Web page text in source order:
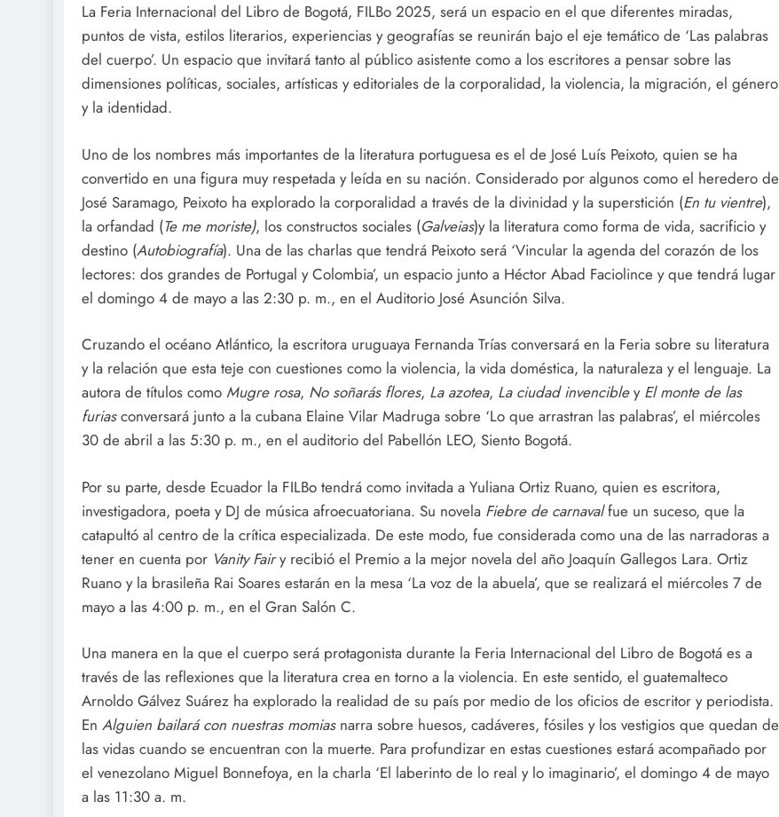
La Feria Internacional del Libro de Bogotá, FILBo 2025, será un espacio en el que diferentes miradas,
puntos de vista, estilos literarios, experiencias y geografías se reunirán bajo el eje temático de ‘Las palabras
del cuerpo’. Un espacio que invitará tanto al público asistente como a los escritores a pensar sobre las
dimensiones políticas, sociales, artísticas y editoriales de la corporalidad, la violencia, la migración, el género
y la identidad.
Uno de los nombres más importantes de la literatura portuguesa es el de José Luís Peixoto, quien se ha
convertido en una figura muy respetada y leída en su nación. Considerado por algunos como el heredero de
José Saramago, Peixoto ha explorado la corporalidad a través de la divinidad y la superstición (En tu vientre),
la orfandad (Te me moriste), los constructos sociales (Galveias)y la literatura como forma de vida, sacrificio y
destino (Autobiografía). Una de las charlas que tendrá Peixoto será ‘Vincular la agenda del corazón de los
lectores: dos grandes de Portugal y Colombia’, un espacio junto a Héctor Abad Faciolince y que tendrá lugar
el domingo 4 de mayo a las 2:30 p. m., en el Auditorio José Asunción Silva.
Cruzando el océano Atlántico, la escritora uruguaya Fernanda Trías conversará en la Feria sobre su literatura
y la relación que esta teje con cuestiones como la violencia, la vida doméstica, la naturaleza y el lenguaje. La
autora de títulos como Mugre rosa, No soñarás flores, La azotea, La ciudad invencibley El monte de las
furiasconversará junto a la cubana Elaine Vilar Madruga sobre ‘Lo que arrastran las palabras’, el miércoles
30 de abril a las 5:30 p. m., en el auditorio del Pabellón LEO, Siento Bogotá.
Por su parte, desde Ecuador la FILBo tendrá como invitada a Yuliana Ortiz Ruano, quien es escritora,
investigadora, poeta y DJ de música afroecuatoriana. Su novela Fiebre de carnavalfue un suceso, que la
catapultó al centro de la crítica especializada. De este modo, fue considerada como una de las narradoras a
tener en cuenta por Vanity Fairy recibió el Premio a la mejor novela del año Joaquín Gallegos Lara. Ortiz
Ruano y la brasileña Rai Soares estarán en la mesa ‘La voz de la abuela’, que se realizará el miércoles 7 de
mayo a las 4:00 p. m., en el Gran Salón C.
Una manera en la que el cuerpo será protagonista durante la Feria Internacional del Libro de Bogotá es a
través de las reflexiones que la literatura crea en torno a la violencia. En este sentido, el guatemalteco
Arnoldo Gálvez Suárez ha explorado la realidad de su país por medio de los oficios de escritor y periodista.
En Alguien bailará con nuestras momias narra sobre huesos, cadáveres, fósiles y los vestigios que quedan de
las vidas cuando se encuentran con la muerte. Para profundizar en estas cuestiones estará acompañado por
el venezolano Miguel Bonnefoya, en la charla ‘El laberinto de lo real y lo imaginario’, el domingo 4 de mayo
a las 11:30 a. m.